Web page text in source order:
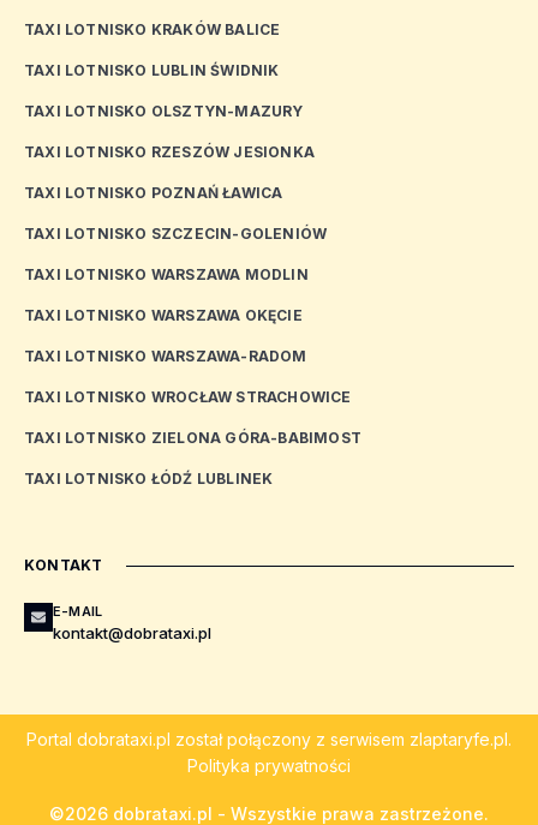
TAXI LOTNISKO KRAKÓW BALICE
TAXI LOTNISKO LUBLIN ŚWIDNIK
TAXI LOTNISKO OLSZTYN-MAZURY
TAXI LOTNISKO RZESZÓW JESIONKA
TAXI LOTNISKO POZNAŃ ŁAWICA
TAXI LOTNISKO SZCZECIN-GOLENIÓW
TAXI LOTNISKO WARSZAWA MODLIN
TAXI LOTNISKO WARSZAWA OKĘCIE
TAXI LOTNISKO WARSZAWA-RADOM
TAXI LOTNISKO WROCŁAW STRACHOWICE
TAXI LOTNISKO ZIELONA GÓRA-BABIMOST
TAXI LOTNISKO ŁÓDŹ LUBLINEK
KONTAKT
E-MAIL
kontakt@dobrataxi.pl
Portal dobrataxi.pl został połączony z serwisem zlaptaryfe.pl.
Polityka prywatności
©2026 dobrataxi.pl - Wszystkie prawa zastrzeżone.